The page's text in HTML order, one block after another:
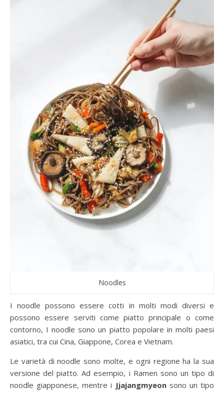
Noodles
I noodle possono essere cotti in molti modi diversi e
possono essere serviti come piatto principale o come
contorno, I noodle sono un piatto popolare in molti paesi
asiatici, tra cui Cina, Giappone, Corea e Vietnam.
Le varietà di noodle sono molte, e ogni regione ha la sua
versione del piatto. Ad esempio, i Ramen sono un tipo di
noodle giapponese, mentre i Jjajangmyeonsono un tipo